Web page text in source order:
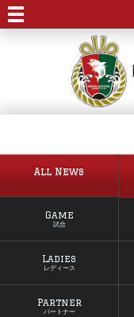
All News
Game
試合
Ladies
レディース
Partner
パートナー